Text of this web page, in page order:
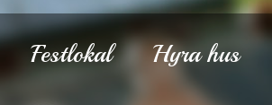
Festlokal Hyra hus